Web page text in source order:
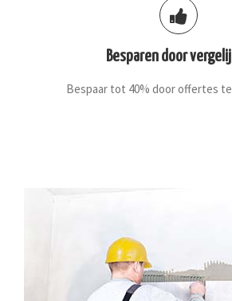
Besparen door
Bespaar tot 40% door offertes